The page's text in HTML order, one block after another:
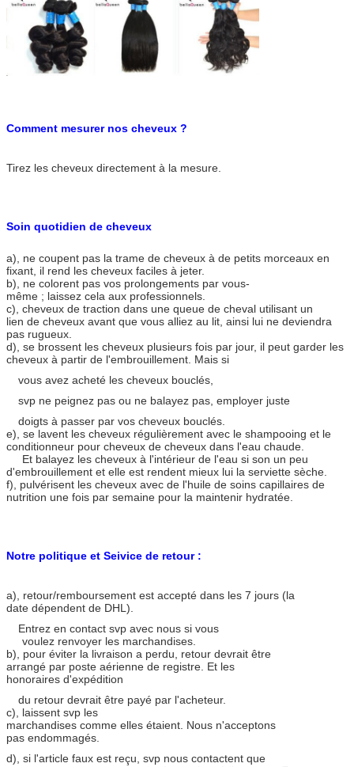
Comment mesurer nos cheveux ?
Tirez les cheveux directement à la mesure.
Soin quotidien de cheveux
a), ne coupent pas la trame de cheveux à de petits morceaux en
fixant, il rend les cheveux faciles à jeter.
b), ne colorent pas vos prolongements par vous-
même ; laissez cela aux professionnels.
c), cheveux de traction dans une queue de cheval utilisant un
lien de cheveux avant que vous alliez au lit, ainsi lui ne deviendra
pas rugueux.
d), se brossent les cheveux plusieurs fois par jour, il peut garder les
cheveux à partir de l'embrouillement. Mais si
vous avez acheté les cheveux bouclés,
svp ne peignez pas ou ne balayez pas, employer juste
doigts à passer par vos cheveux bouclés.
e), se lavent les cheveux régulièrement avec le shampooing et le
conditionneur pour cheveux de cheveux dans l'eau chaude.
Et balayez les cheveux à l'intérieur de l'eau si son un peu
d'embrouillement et elle est rendent mieux lui la serviette sèche.
f), pulvérisent les cheveux avec de l'huile de soins capillaires de
nutrition une fois par semaine pour la maintenir hydratée.
Notre politique et Seivice de retour :
a), retour/remboursement est accepté dans les 7 jours (la
date dépendent de DHL).
Entrez en contact svp avec nous si vous
voulez renvoyer les marchandises.
b), pour éviter la livraison a perdu, retour devrait être
arrangé par poste aérienne de registre. Et les
honoraires d'expédition
du retour devrait être payé par l'acheteur.
c), laissent svp les
marchandises comme elles étaient. Nous n'acceptons
pas endommagés.
d), si l'article faux est reçu, svp nous contactent que